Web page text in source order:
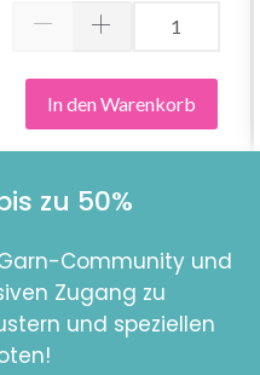
In den Warenkorb
zu 50%
Community und
Zugang zu
und speziellen